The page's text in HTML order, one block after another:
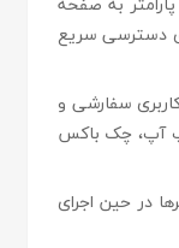
دسترسی سریع
سفارشی و
آپ، چک باکس
در حین اجرای